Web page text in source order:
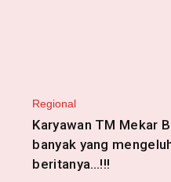
Regional
Karyawan TM Mekar
banyak yang
beritanya…!!!